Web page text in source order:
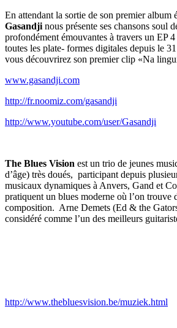
En attendant la sortie de son premier album
Gasandji nous présente ses chansons soul
profondément émouvantes à travers un EP
toutes les plate- formes digitales depuis le
vous découvrirez son premier clip «Na
www.gasandji.com
http://fr.noomiz.com/gasandji
http://www.youtube.com/user/Gasandji
The Blues Vision est un trio de jeunes
d’âge) très doués, participant depuis
musicaux dynamiques à Anvers, Gand et
pratiquent un blues moderne où l’on trouve
composition. Arne Demets (Ed & the
considéré comme l’un des meilleurs
http://www.thebluesvision.be/muziek.html